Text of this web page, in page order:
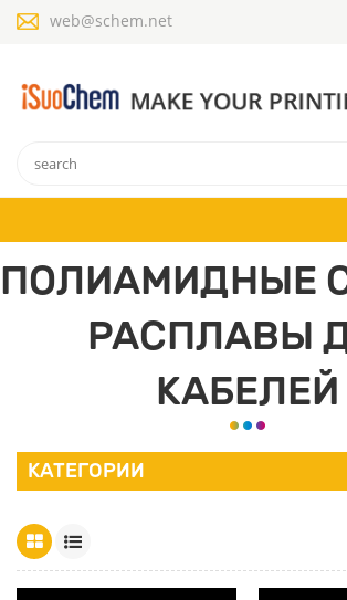
web@schem.net
ПОЛИАМИДНЫЕ
РАСПЛАВЫ
КАБЕЛЕЙ
КАТЕГОРИИ